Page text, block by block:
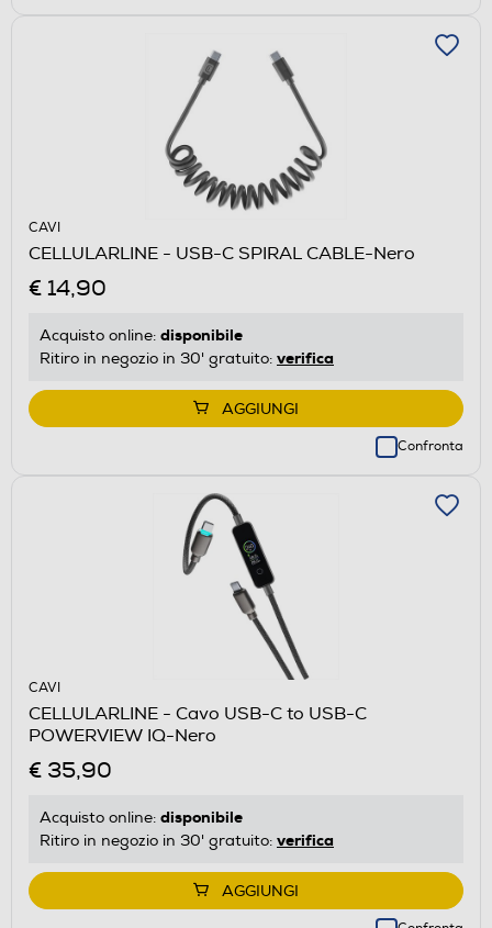
CAVI
CELLULARLINE - USB-C SPIRAL CABLE-Nero
€ 14,90
Acquisto online: disponibile
Ritiro in negozio in 30' gratuito: verifica
AGGIUNGI
Confronta
CAVI
CELLULARLINE - Cavo USB-C to USB-C
POWERVIEW IQ-Nero
€ 35,90
Acquisto online: disponibile
Ritiro in negozio in 30' gratuito: verifica
AGGIUNGI